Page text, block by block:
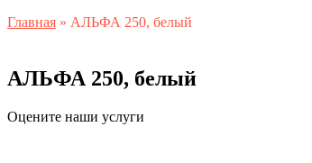
Главная » АЛЬФА 250, белый
АЛЬФА 250, белый
Оцените наши услуги